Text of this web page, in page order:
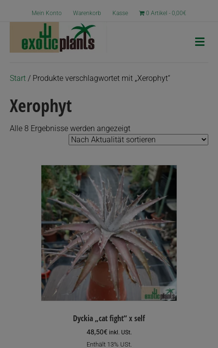
Mein Konto Warenkorb Kasse 0 Artikel 0,00€
N
a
Start / Produkte verschlagwortet mit „Xerophyt“
Xerophyt
Alle 8 Ergebnisse werden angezeigtNach
Aktualität
Dyckia „cat fight“ x self
48,50€ inkl. USt.
Enthält 13% USt.